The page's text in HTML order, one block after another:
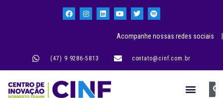
(47) 9 9286-5813 contato@cinf.com.br
Acompanhe nossas redes sociais |